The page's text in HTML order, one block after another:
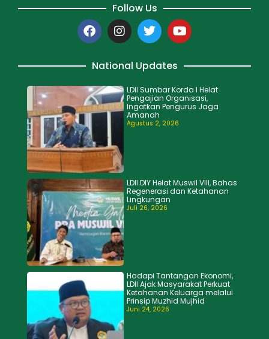
Follow Us
National Updates
LDII Sumbar Korda I Helat
Pengajian Organisasi,
Ingatkan Pengurus Jaga
Amanah
Agustus 2, 2026
LDII DIY Helat Muswil VIII, Bahas
Regenerasi dan Ketahanan
Lingkungan
Juli 26, 2026
Hadapi Tantangan Ekonomi,
LDII Ajak Masyarakat Perkuat
Ketahanan Keluarga melalui
Prinsip Muzhid Mujhid
Juni 24, 2026